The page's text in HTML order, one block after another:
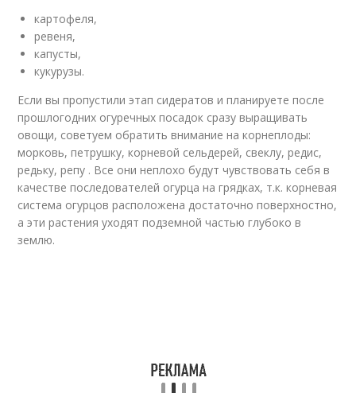
картофеля,
ревеня,
капусты,
кукурузы.
Если вы пропустили этап сидератов и планируете после
прошлогодних огуречных посадок сразу выращивать
овощи, советуем обратить внимание на корнеплоды:
морковь, петрушку, корневой сельдерей, свеклу, редис,
редьку, репу . Все они неплохо будут чувствовать себя в
качестве последователей огурца на грядках, т.к. корневая
система огурцов расположена достаточно поверхностно,
а эти растения уходят подземной частью глубоко в
землю.